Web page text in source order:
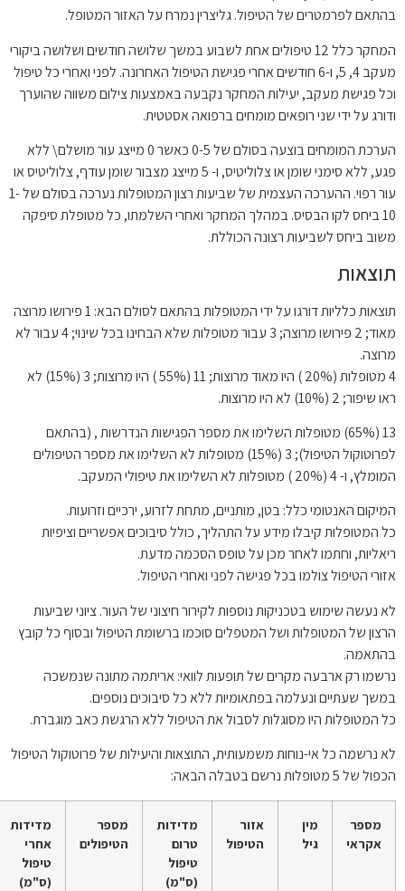
בהתאם לפרמטרים של הטיפול. גליצרין נמרח על האזור המטופל.
המחקר כלל 12 טיפולים אחת לשבוע במשך שלושה חודשים ושלושה ביקורי
מעקב 4, 5, ו-6 חודשים אחרי פגישת הטיפול האחרונה. לפני ואחרי כל טיפול
וכל פגישת מעקב, יעילות המחקר נקבעה באמצעות צילום משווה שהוערך
ודורג על ידי שני רופאים מומחים ברפואה אסטטית.
הערכת המומחים בוצעה בסולם של 0-5 כאשר 0 מייצג עור מושלם\ ללא
פגע, ללא סימני שומן או צלוליטיס, ו- 5 מייצג מצבור שומן עודף, צלוליטיס או
עור רפוי. ההערכה העצמית של שביעות רצון המטופלות נערכה בסולם של 1-
10 ביחס לקו הבסיס. במהלך המחקר ואחרי השלמתו, כל מטופלת סיפקה
משוב ביחס לשביעות רצונה הכוללת.
תוצאות
תוצאות כלליות דורגו על ידי המטופלות בהתאם לסולם הבא: 1 פירושו מרוצה
מאוד; 2 פירושו מרוצה; 3 עבור מטופלות שלא הבחינו בכל שינוי; 4 עבור לא
מרוצה.
4 מטופלות (20% ) היו מאוד מרוצות; 11 (55% ) היו מרוצות; 3 (15%) לא
ראו שיפור; 2 (10%) לא היו מרוצות.
13 (65%) מטופלות השלימו את מספר הפגישות הנדרשות , (בהתאם
לפרוטוקול הטיפול); 3 (15%) מטופלות לא השלימו את מספר הטיפולים
המומלץ, ו- 4 (20% ) מטופלות לא השלימו את טיפולי המעקב.
המיקום האנטומי כלל: בטן, מותניים, מתחת לזרוע, ירכיים וזרועות.
כל המטופלות קיבלו מידע על התהליך, כולל סיבוכים אפשריים וציפיות
ריאליות, וחתמו לאחר מכן על טופס הסכמה מדעת.
אזורי הטיפול צולמו בכל פגישה לפני ואחרי הטיפול.
לא נעשה שימוש בטכניקות נוספות לקירור חיצוני של העור. ציוני שביעות
הרצון של המטופלות ושל המטפלים סוכמו ברשומת הטיפול ובסוף כל קובץ
בהתאמה.
נרשמו רק ארבעה מקרים של תופעות לוואי: אריתמה מתונה שנמשכה
במשך שעתיים ונעלמה בפתאומיות ללא כל סיבוכים נוספים.
כל המטופלות היו מסוגלות לסבול את הטיפול ללא הרגשת כאב מוגברת.
לא נרשמה כל אי-נוחות משמעותית, התוצאות והיעילות של פרוטוקול הטיפול
הכפול של 5 מטופלות נרשם בטבלה הבאה:
מספר
אקראי
מין
גיל
אזור
הטיפול
מדידות
טרום
טיפול
(ס"מ)
מספר
הטיפולים
מדידות
אחרי
טיפול
(ס"מ)